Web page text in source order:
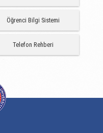
Öğrenci Bilgi Sistemi
Telefon Rehberi